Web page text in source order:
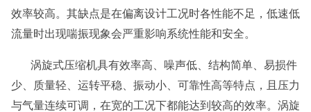
效率较高。其缺点是在偏离设计工况时各性能不足，低速低
流量时出现喘振现象会严重影响系统性能和安全。
涡旋式压缩机具有效率高、噪声低、结构简单、易损件
少、质量轻、运转平稳、振动小、可靠性高等特点，且压力
与气量连续可调，在宽的工况下都能达到较高的效率。涡旋